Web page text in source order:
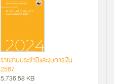
รายงานประจำปีและงบการเงิน
2567
5,736.58 KB